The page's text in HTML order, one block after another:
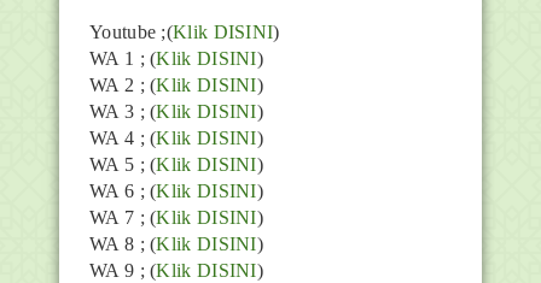
Youtube ;(Klik DISINI)
WA 1 ; (Klik DISINI)
WA 2 ; (Klik DISINI)
WA 3 ; (Klik DISINI)
WA 4 ; (Klik DISINI)
WA 5 ; (Klik DISINI)
WA 6 ; (Klik DISINI)
WA 7 ; (Klik DISINI)
WA 8 ; (Klik DISINI)
WA 9 ; (Klik DISINI)